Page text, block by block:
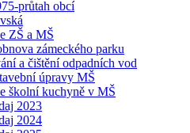
průtah obcí
ZŠ a MŠ
zámeckého parku
a čištění odpadních vod
úpravy MŠ
školní kuchyně v MŠ
2023
2024